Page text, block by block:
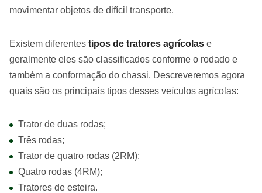
movimentar objetos de difícil transporte.
Existem diferentes tipos de tratores agrícolas e
geralmente eles são classificados conforme o rodado e
também a conformação do chassi. Descreveremos agora
quais são os principais tipos desses veículos agrícolas:
Trator de duas rodas;
Três rodas;
Trator de quatro rodas (2RM);
Quatro rodas (4RM);
Tratores de esteira.